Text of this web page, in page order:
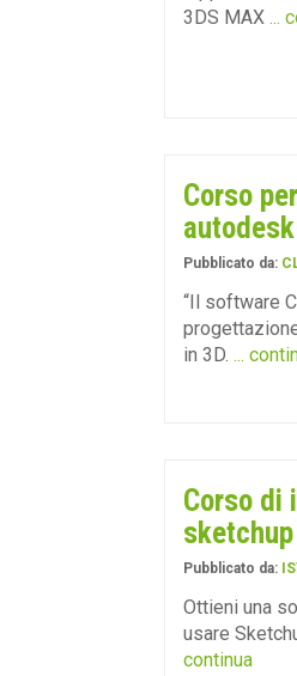
3DS MAX ...
Corso
autodesk
Pubblicato da:
“Il software
in 3D. ...
Corso di
sketchup
Pubblicato da:
Ottieni una
usare
continua